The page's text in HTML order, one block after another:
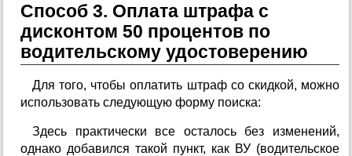
Способ 3. Оплата штрафа с
дисконтом 50 процентов по
водительскому удостоверению
Для того, чтобы оплатить штраф со скидкой, можно
использовать следующую форму поиска:
Здесь практически все осталось без изменений,
однако добавился такой пункт, как ВУ (водительское